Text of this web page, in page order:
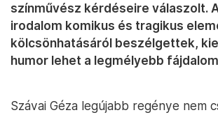
színművész kérdéseire válaszolt.
irodalom komikus és tragikus
kölcsönhatásáról beszélgettek,
humor lehet a legmélyebb
Szávai Géza legújabb regénye nem